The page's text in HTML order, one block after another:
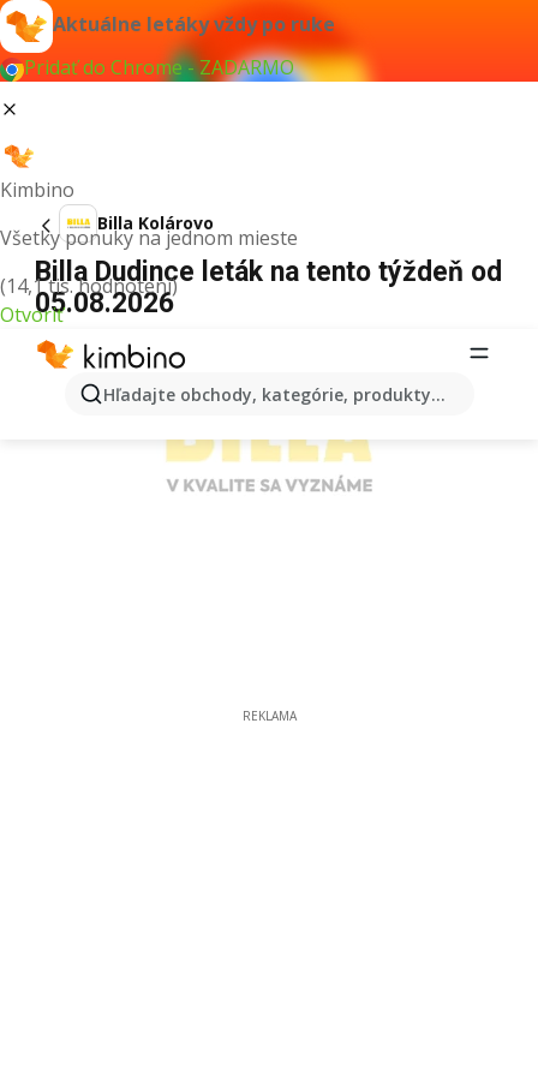
Aktuálne letáky vždy po ruke
Pridať do Chrome - ZADARMO
Kimbino
Všetky ponuky na jednom mieste
(14,1 tis. hodnotení)
Otvoriť
Hľadajte obchody, kategórie, produkty...
Billa Kolárovo
Billa Dudince leták na tento týždeň od
05.08.2026
REKLAMA